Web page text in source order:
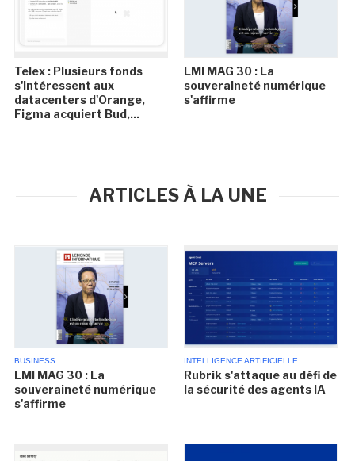
Telex : Plusieurs fonds
s'intéressent aux
datacenters d'Orange,
Figma acquiert Bud,...
LMI MAG 30 : La
souveraineté numérique
s'affirme
ARTICLES À LA UNE
BUSINESS
LMI MAG 30 : La
souveraineté numérique
s'affirme
INTELLIGENCE ARTIFICIELLE
Rubrik s'attaque au défi de
la sécurité des agents IA